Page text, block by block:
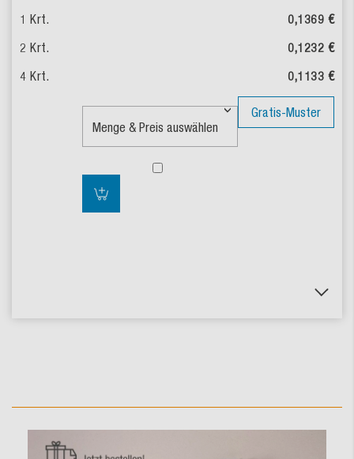
0,1369 €
0,1232 €
0,1133 €
Gratis-Muster